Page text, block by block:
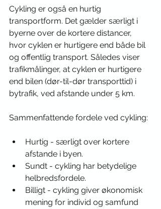
Cykling er også en hurtig
transportform. Det gælder særligt i
byerne over de kortere distancer,
hvor cyklen er hurtigere end både bil
og offentlig transport. Således viser
trafikmålinger, at cyklen er hurtigere
end bilen (dør-til-dør transporttid) i
bytrafik, ved afstande under 5 km.
Sammenfattende fordele ved cykling:
Hurtig - særligt over kortere
afstande i byen.
Sundt - cykling har betydelige
helbredsfordele.
Billigt - cykling giver økonomisk
mening for individ og samfund